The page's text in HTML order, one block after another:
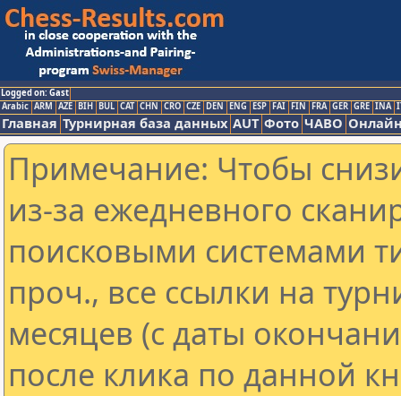
Logged on: Gast
Arabic ARM AZE BIH BUL CAT CHN CRO CZE DEN ENG ESP FAI FIN FRA GER GRE INA
Главная Турнирная база данных AUT Фото ЧАВО
Примечание: Чтобы
из-за ежедневного
поисковыми системами
проч., все ссылки на
месяцев (с даты
после клика по данной